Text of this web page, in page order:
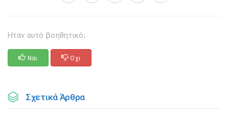
Ηταν αυτό βοηθητικό;
Ναι Οχι
Σχετικά Άρθρα